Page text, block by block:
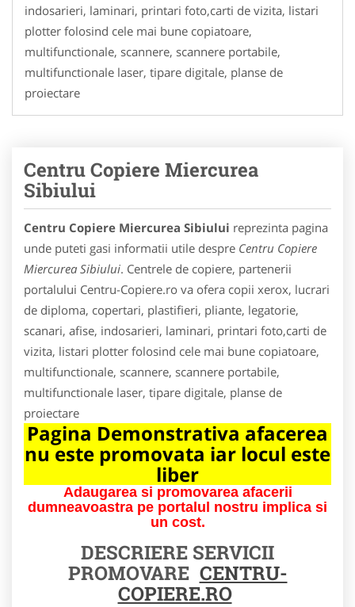
indosarieri, laminari, printari foto,carti de vizita, listari
plotter folosind cele mai bune copiatoare,
multifunctionale, scannere, scannere portabile,
multifunctionale laser, tipare digitale, planse de
proiectare
Centru Copiere Miercurea
Sibiului
Centru Copiere Miercurea Sibiului reprezinta pagina
unde puteti gasi informatii utile despre Centru Copiere
Miercurea Sibiului. Centrele de copiere, partenerii
portalului Centru-Copiere.ro va ofera copii xerox, lucrari
de diploma, copertari, plastifieri, pliante, legatorie,
scanari, afise, indosarieri, laminari, printari foto,carti de
vizita, listari plotter folosind cele mai bune copiatoare,
multifunctionale, scannere, scannere portabile,
multifunctionale laser, tipare digitale, planse de
proiectare
Pagina Demonstrativa afacerea
nu este promovata iar locul este
liber
Adaugarea si promovarea afacerii
dumneavoastra pe portalul nostru implica si
un cost.
DESCRIERE SERVICII
PROMOVARE CENTRU-
COPIERE.RO